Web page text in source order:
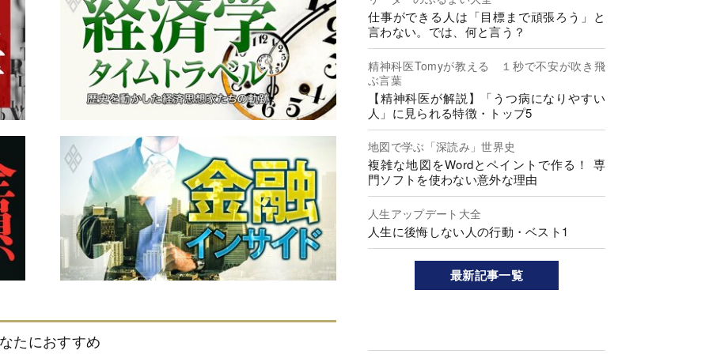
たにおすすめ
仕事ができる人は「目標まで頑張ろう」と
言わない。では、何と言う？
精神科医Tomyが教える １秒で不安が吹き飛
ぶ言葉
【精神科医が解説】「うつ病になりやすい
人」に見られる特徴・トップ5
地図で学ぶ「深読み」世界史
複雑な地図をWordとペイントで作る！ 専
門ソフトを使わない意外な理由
人生アップデート大全
人生に後悔しない人の行動・ベスト1
最新記事一覧